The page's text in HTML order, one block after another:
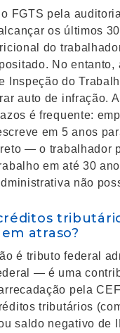
FGTS pela
os últimos
do
No entanto,
Inspeção do
auto de infração.
é frequente:
em 5 anos
— o trabalhador
em até 30
não
atraso?
é tributo federal
— é uma
pela
tributários
saldo negativo de